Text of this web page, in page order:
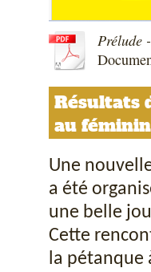
Prélude
Résultats
au
Une
a été
une belle
Cette
la pétanque